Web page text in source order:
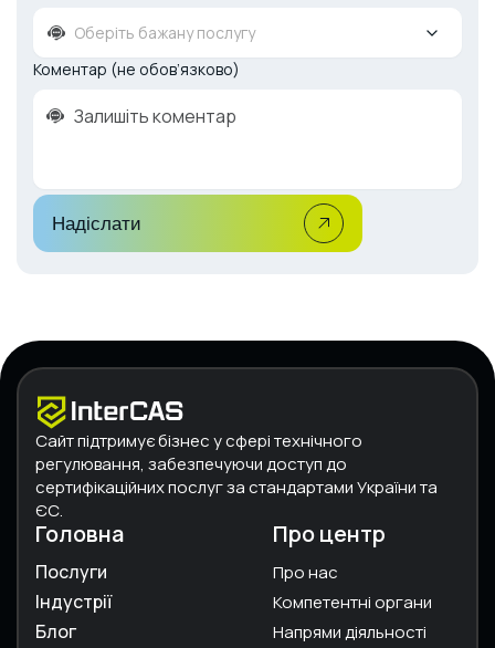
Оберіть бажану послугу
Коментар (не обов’язково)
Надіслати
Сайт підтримує бізнес у сфері технічного
регулювання, забезпечуючи доступ до
сертифікаційних послуг за стандартами України та
ЄС.
Головна
Послуги
Індустрії
Блог
Про центр
Про нас
Компетентні органи
Напрями діяльності